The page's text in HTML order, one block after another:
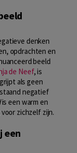
denken
opdrachten en
beeld
de Neef, is
als geen
negatief
is een warm en
zichzelf zijn.
een